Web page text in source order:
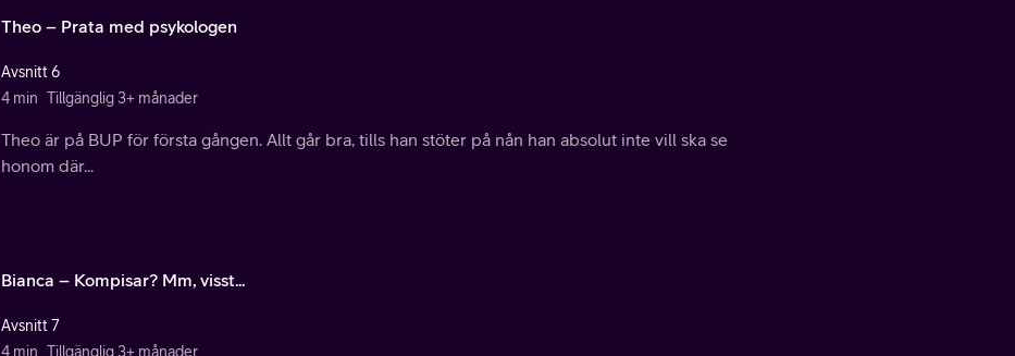
Theo – Prata med psykologen
Avsnitt 6
4 min Tillgänglig 3+ månader
Theo är på BUP för första gången. Allt går bra, tills han stöter på nån han absolut inte vill ska se
honom där...
Bianca – Kompisar? Mm, visst...
Avsnitt 7
4 min Tillgänglig 3+ månader